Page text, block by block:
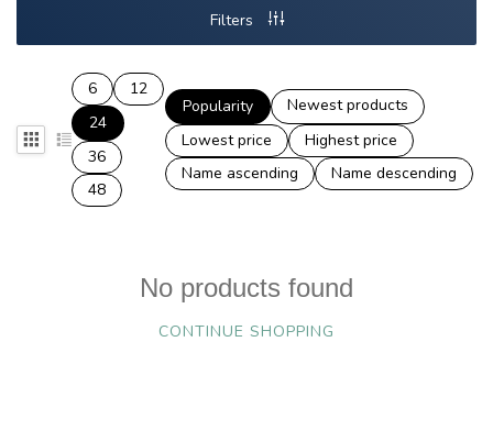
Filters
6
12
24
36
48
Popularity
Newest products
Lowest price
Highest price
Name ascending
Name descending
No products found
CONTINUE SHOPPING